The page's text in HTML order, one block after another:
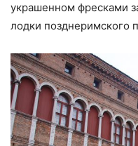
украшенном фресками
лодки позднеримского